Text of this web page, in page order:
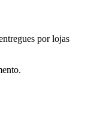
por lojas